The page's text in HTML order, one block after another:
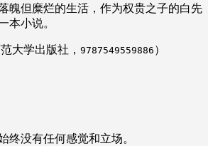
魄但糜烂的生活，作为权贵之子的白先
本小说。
大学出版社， 9787549559886 ）
终没有任何感觉和立场。